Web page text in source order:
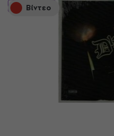
Βίντεο
Θυμόμαστε